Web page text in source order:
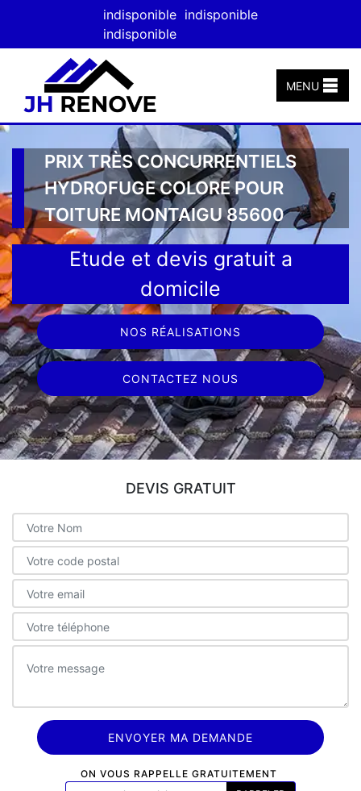
indisponible indisponible
indisponible
MENU
PRIX TRÈS CONCURRENTIELS
HYDROFUGE COLORE POUR
TOITURE MONTAIGU 85600
Etude et devis gratuit a
domicile
NOS RÉALISATIONS
CONTACTEZ NOUS
DEVIS GRATUIT
ON VOUS RAPPELLE GRATUITEMENT